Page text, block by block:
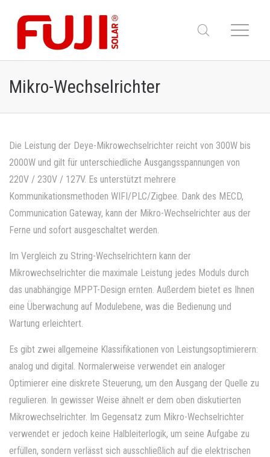
Mikro-Wechselrichter
Die Leistung der Deye-Mikrowechselrichter reicht von 300W bis
2000W und gilt für unterschiedliche Ausgangsspannungen von
220V / 230V / 127V. Es unterstützt mehrere
Kommunikationsmethoden WIFI/PLC/Zigbee. Dank des MECD,
Communication Gateway, kann der Mikro-Wechselrichter aus der
Ferne und sofort ausgeschaltet werden.
Im Vergleich zu String-Wechselrichtern kann der
Mikrowechselrichter die maximale Leistung jedes Moduls durch
das unabhängige MPPT-Design ernten. Außerdem bietet es Ihnen
eine Überwachung auf Modulebene, was die Bedienung und
Wartung erleichtert.
Es gibt zwei allgemeine Klassifikationen von Leistungsoptimierern:
analog und digital. Normalerweise verwendet ein analoger
Optimierer eine diskrete Steuerung, um den Ausgang der Quelle zu
regulieren. In gewisser Weise ähnelt er dem oben diskutierten
Mikrowechselrichter. Im Gegensatz zum Mikro-Wechselrichter
verwendet er jedoch keine Halbleiterlogik, um seine Aufgabe zu
erfüllen, sondern verlässt sich ausschließlich auf die elektrischen